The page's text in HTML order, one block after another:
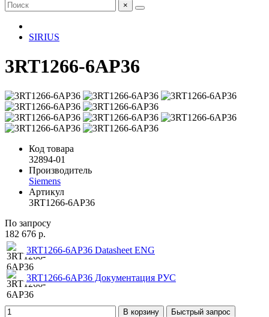
×
SIRIUS
3RT1266-6AP36
Код товара
32894-01
Производитель
Siemens
Артикул
3RT1266-6AP36
По запросу
182 676 р.
3RT1266-6AP36 Datasheet ENG
3RT1266-6AP36 Документация РУС
В корзину Быстрый запрос